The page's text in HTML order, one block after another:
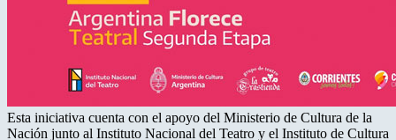
Esta iniciativa cuenta con el apoyo del Ministerio de Cultura de la
Nación junto al Instituto Nacional del Teatro y el Instituto de Cultura